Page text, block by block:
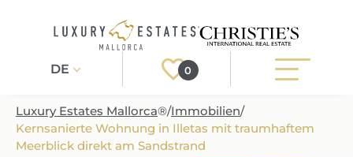
DE 0
Registrieren Login
Luxury Estates Mallorca®/Immobilien/
Kernsanierte Wohnung in Illetas mit traumhaftem
Meerblick direkt am Sandstrand